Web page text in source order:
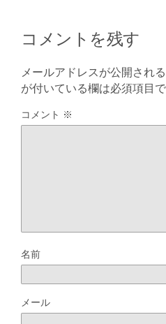
コメントを残す
メールアドレスが公開され
が付いている欄は必須項目
コメント ※
名前
メール